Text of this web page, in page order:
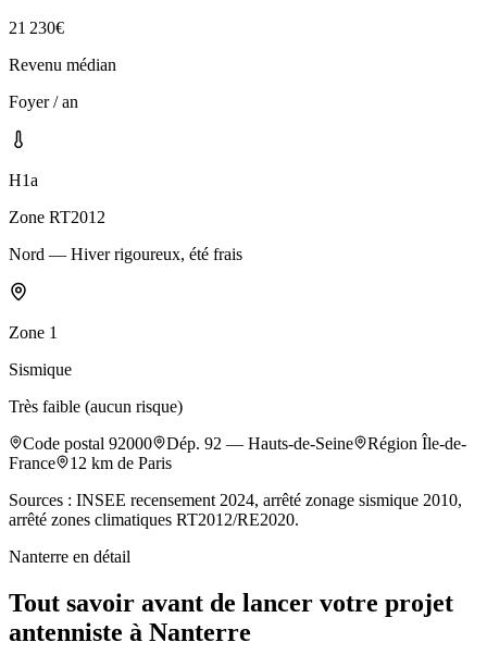
21 230€
Revenu médian
Foyer / an
H1a
Zone RT2012
Nord — Hiver rigoureux, été frais
Zone 1
Sismique
Très faible (aucun risque)
Code postal 92000 Dép. 92 — Hauts-de-Seine Région Île-de-
France
12 km de Paris
Sources : INSEE recensement 2024, arrêté zonage sismique 2010,
arrêté zones climatiques RT2012/RE2020.
Nanterre en détail
Tout savoir avant de lancer votre projet
antenniste à Nanterre